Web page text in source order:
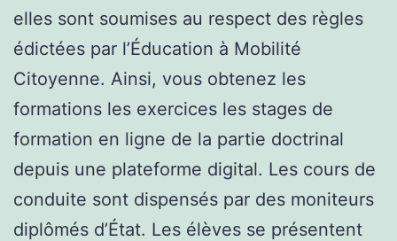
elles sont soumises au respect des règles
édictées par l’Éducation à Mobilité
Citoyenne. Ainsi, vous obtenez les
formations les exercices les stages de
formation en ligne de la partie doctrinal
depuis une plateforme digital. Les cours de
conduite sont dispensés par des moniteurs
diplômés d’État. Les élèves se présentent